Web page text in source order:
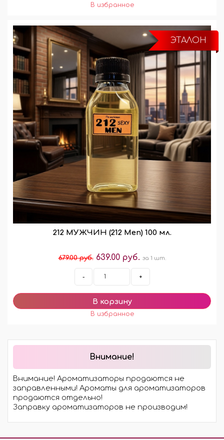
ЭТАЛОН
212 МУЖЧИН (212 Men) 100 мл.
679.00 руб. 639.00 руб. за 1 шт.
- +
Внимание!
Внимание! Ароматизаторы продаются не
заправленными! Ароматы для ароматизаторов
продаются отдельно!
Заправку ароматизаторов не производим!